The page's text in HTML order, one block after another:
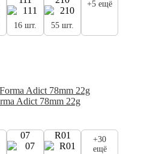
16 шт. 55 шт.
+5 ещё
Adict 78mm 22g
07 R01
+30
ещё